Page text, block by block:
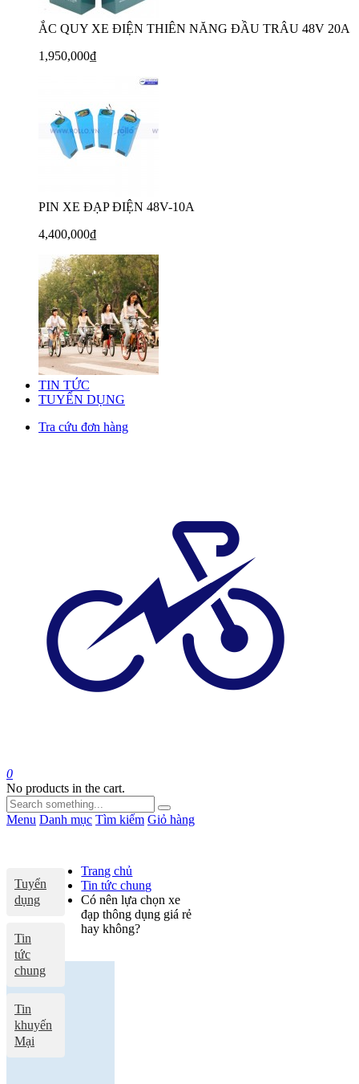
ẮC QUY XE ĐIỆN THIÊN NĂNG ĐẦU TRÂU 48V 20A
1,950,000₫
PIN XE ĐẠP ĐIỆN 48V-10A
4,400,000₫
TIN TỨC
TUYỂN DỤNG
Tra cứu đơn hàng
0
No products in the cart.
Menu Danh mục Tìm kiếm Giỏ hàng
Tuyển
dụng
Tin
tức
chung
Tin
khuyến
Mại
Trang chủ
Tin tức chung
Có nên lựa chọn xe
đạp thông dụng giá rẻ
hay không?